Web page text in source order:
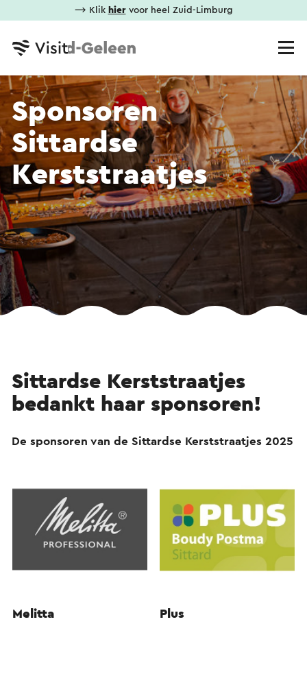
⟶ Klik hiervoor heel Zuid-Limburg
Sponsoren
Sittardse
Kerststraatjes
Sittardse Kerststraatjes
bedankt haar sponsoren!
De sponsoren van de Sittardse Kerststraatjes 2025
Melitta Plus